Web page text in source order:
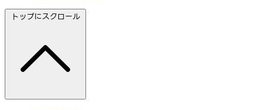
トップにスクロール